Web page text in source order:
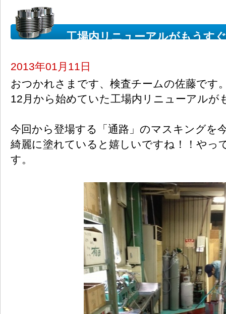
工場内リニューアルがもうす
2013年01月11日
おつかれさまです、検査チームの佐藤です
12月から始めていた工場内リニューアルが
今回から登場する「通路」のマスキングを
綺麗に塗れていると嬉しいですね！！やっ
す。